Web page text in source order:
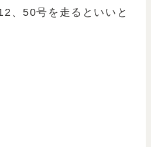
、50号を走るといいと